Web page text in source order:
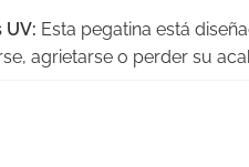
UV: Esta pegatina está
agrietarse o perder su